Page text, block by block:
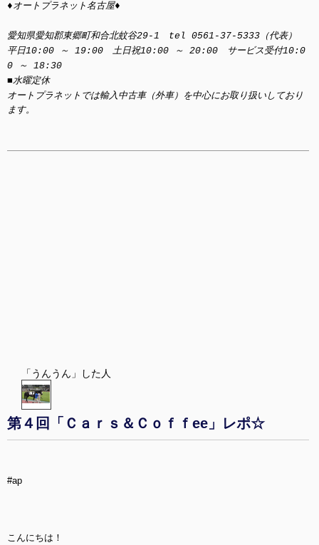
♦オートプラネット名古屋♦
愛知県愛知郡東郷町和合北蚊谷29-1 tel 0561-37-5333（代表）
平日10:00 ～ 19:00 土日祝10:00 ～ 20:00 サービス受付10:0
0 ～ 18:30
■水曜定休
オートプラネットでは輸入中古車（外車）を中心にお取り扱いしており
ます。
「うんうん」した人
第４回「Ｃａｒｓ＆Ｃｏｆｆee」レポ☆
#ap
こんにちは！